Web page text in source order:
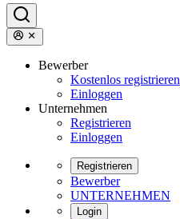
Bewerber
Kostenlos registrieren
Einloggen
Unternehmen
Registrieren
Einloggen
Registrieren
Bewerber
UNTERNEHMEN
Login